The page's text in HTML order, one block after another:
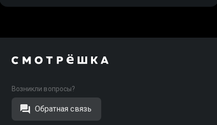
Возникли вопросы?
Обратная связь